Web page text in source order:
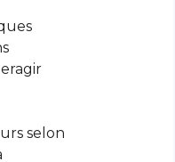
selon